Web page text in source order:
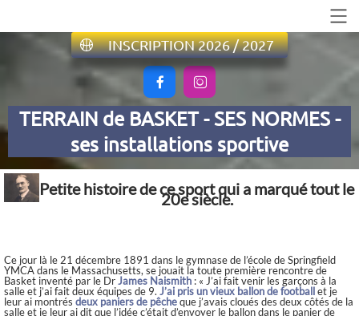
INSCRIPTION 2026 / 2027
 
TERRAIN de BASKET - SES NORMES -
ses installations sportive
Petite histoire de ce sport qui a marqué tout le
20e siècle.
Ce jour là le 21 décembre 1891 dans le gymnase de l’école de Springfield
YMCA dans le Massachusetts, se jouait la toute première rencontre de
Basket inventé par le DrJames Naismith : « J’ai fait venir les garçons à la
salle et j’ai fait deux équipes de 9. J’ai pris un vieux ballon de footballet je
leur ai montrés deux paniers de pêcheque j’avais cloués des deux côtés de la
salle et je leur ai dit que l’idée c’était d’envoyer le ballon dans le panier de